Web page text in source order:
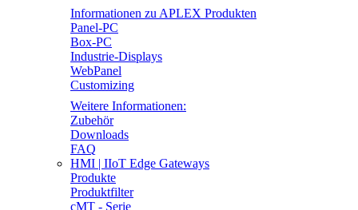
Informationen zu APLEX Produkten
Panel-PC
Box-PC
Industrie-Displays
WebPanel
Customizing
Weitere Informationen:
Zubehör
Downloads
FAQ
HMI | IIoT Edge Gateways
Produkte
Produktfilter
cMT - Serie